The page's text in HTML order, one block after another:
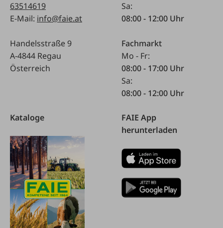
63514619
E-Mail: info@faie.at
Handelsstraße 9
A-4844 Regau
Österreich
Sa:
08:00 - 12:00 Uhr
Fachmarkt
Mo - Fr:
08:00 - 17:00 Uhr
Sa:
08:00 - 12:00 Uhr
Kataloge
FAIE App
herunterladen